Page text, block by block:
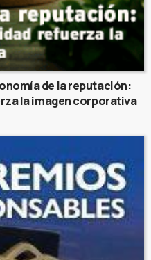
de la reputación:
la imagen corporativa